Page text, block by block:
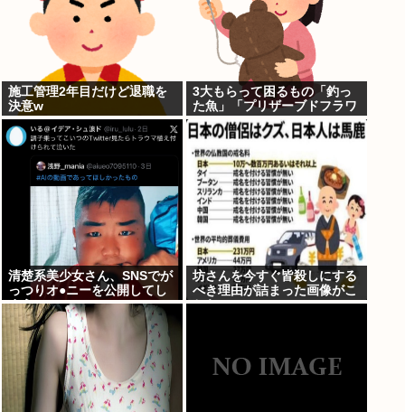
施工管理2年目だけど退職を
決意w
3大もらって困るもの「釣っ
た魚」「プリザーブドフラワ
ー」
清楚系美少女さん、SNSでが
っつりオ●ニーを公開してし
まう
坊さんを今すぐ皆殺しにする
べき理由が詰まった画像がこ
ちら